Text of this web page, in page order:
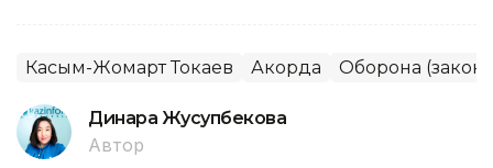
Касым-Жомарт Токаев Акорда Оборона
Динара Жусупбекова
Автор